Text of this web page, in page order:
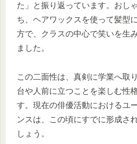
た」と振り返っています。おし
ち、ヘアワックスを使って髪型
方で、クラスの中心で笑いを生
ました。
この二面性は、真剣に学業へ取
台や人前に立つことを楽しむ性
す。現在の俳優活動におけるユ
ンスは、この頃にすでに形成さ
しょう。